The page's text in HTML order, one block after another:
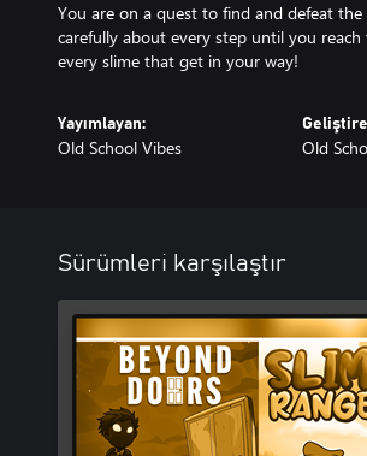
You are on a quest to find and defeat
carefully about every step until you
every slime that get in your way!
Yayımlayan:
Old School Vibes Old
Sürümleri karşılaştır